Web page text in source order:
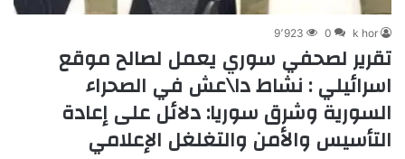
k hor
0 9٬923
تقرير لصحفي سوري يعمل لصالح موقع
اسرائيلي : نشاط دا\عش في الصحراء
السورية وشرق سوريا: دلائل على إعادة
التأسيس والأمن والتغلغل الإعلامي